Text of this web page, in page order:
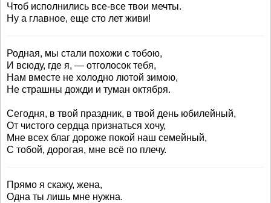
Чтоб исполнились все-все твои мечты.
Ну а главное, еще сто лет живи!
Родная, мы стали похожи с тобою,
И всюду, где я, — отголосок тебя,
Нам вместе не холодно лютой зимою,
Не страшны дожди и туман октября.
Сегодня, в твой праздник, в твой день юбилейный,
От чистого сердца признаться хочу,
Мне всех благ дороже покой наш семейный,
С тобой, дорогая, мне всё по плечу.
Прямо я скажу, жена,
Одна ты лишь мне нужна.